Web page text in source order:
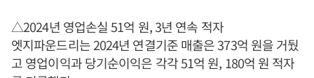
△2024년 영업손실 51억 원, 3년 연속 적자
엣지파운드리는 2024년 연결기준 매출은 373억 원을 거뒀
고 영업이익과 당기순이익은 각각 51억 원, 180억 원 적자